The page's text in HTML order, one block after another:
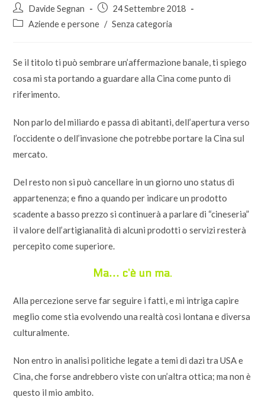
Autore
dell'articolo:
Davide Segnan
Articolo
pubblicato:
24 Settembre 2018
Categoria
Aziende e persone / Senza categoria
Se il titolo ti può sembrare un’affermazione banale, ti spiego
cosa mi sta portando a guardare alla Cina come punto di
riferimento.
Non parlo del miliardo e passa di abitanti, dell’apertura verso
l’occidente o dell’invasione che potrebbe portare la Cina sul
mercato.
Del resto non si può cancellare in un giorno uno status di
appartenenza; e fino a quando per indicare un prodotto
scadente a basso prezzo si continuerà a parlare di “cineseria”
il valore dell’artigianalità di alcuni prodotti o servizi resterà
percepito come superiore.
Ma… c’è un ma.
Alla percezione serve far seguire i fatti, e mi intriga capire
meglio come stia evolvendo una realtà così lontana e diversa
culturalmente.
Non entro in analisi politiche legate a temi di dazi tra USA e
Cina, che forse andrebbero viste con un’altra ottica; ma non è
questo il mio ambito.